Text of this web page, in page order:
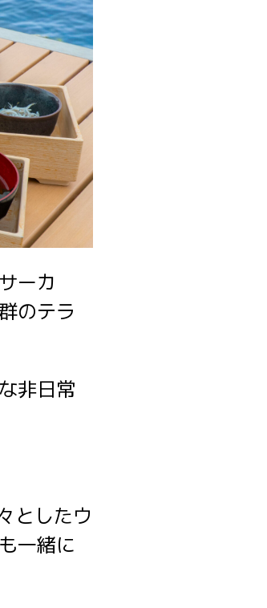
ーカ
のテラ
非日常
としたウ
一緒に